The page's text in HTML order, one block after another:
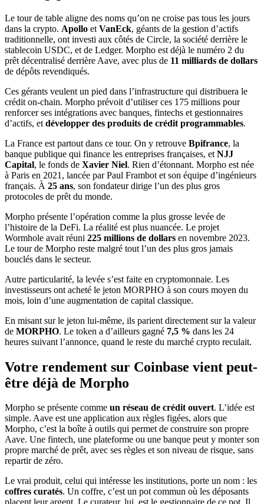
Le tour de table aligne des noms qu’on ne croise pas tous les jours
dans la crypto. Apollo et VanEck, géants de la gestion d’actifs
traditionnelle, ont investi aux côtés de Circle, la société derrière le
stablecoin USDC, et de Ledger. Morpho est déjà le numéro 2 du
prêt décentralisé derrière Aave, avec plus de 11 milliards de dollars
de dépôts revendiqués.
Ces gérants veulent un pied dans l’infrastructure qui distribuera le
crédit on-chain. Morpho prévoit d’utiliser ces 175 millions pour
renforcer ses intégrations avec banques, fintechs et gestionnaires
d’actifs, et développer des produits de crédit programmables.
La France est partout dans ce tour. On y retrouve Bpifrance, la
banque publique qui finance les entreprises françaises, et NJJ
Capital, le fonds de Xavier Niel. Rien d’étonnant. Morpho est née
à Paris en 2021, lancée par Paul Frambot et son équipe d’ingénieurs
français. À 25 ans, son fondateur dirige l’un des plus gros
protocoles de prêt du monde.
Morpho présente l’opération comme la plus grosse levée de
l’histoire de la DeFi. La réalité est plus nuancée. Le projet
Wormhole avait réuni 225 millions de dollars en novembre 2023.
Le tour de Morpho reste malgré tout l’un des plus gros jamais
bouclés dans le secteur.
Autre particularité, la levée s’est faite en cryptomonnaie. Les
investisseurs ont acheté le jeton MORPHO à son cours moyen du
mois, loin d’une augmentation de capital classique.
En misant sur le jeton lui-même, ils parient directement sur la valeur
de MORPHO. Le token a d’ailleurs gagné 7,5 % dans les 24
heures suivant l’annonce, quand le reste du marché crypto reculait.
Votre rendement sur Coinbase vient peut-
être déjà de Morpho
Morpho se présente comme un réseau de crédit ouvert. L’idée est
simple. Aave est une application aux règles figées, alors que
Morpho, c’est la boîte à outils qui permet de construire son propre
Aave. Une fintech, une plateforme ou une banque peut y monter son
propre marché de prêt, avec ses règles et son niveau de risque, sans
repartir de zéro.
Le vrai produit, celui qui intéresse les institutions, porte un nom : les
coffres curatés. Un coffre, c’est un pot commun où les déposants